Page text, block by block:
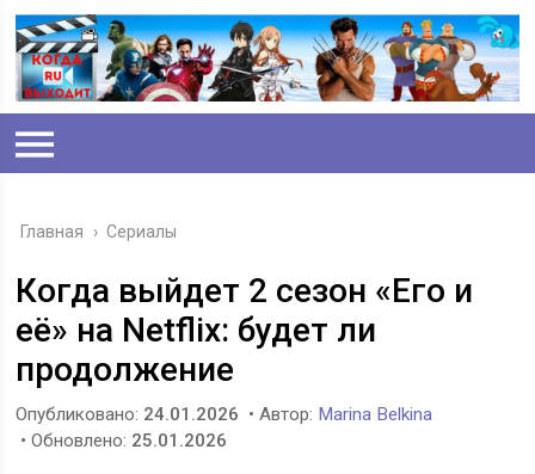
Главная › Сериалы
Когда выйдет 2 сезон «Его и
её» на Netflix: будет ли
продолжение
Опубликовано: 24.01.2026 • Автор: Marina Belkina
• Обновлено: 25.01.2026